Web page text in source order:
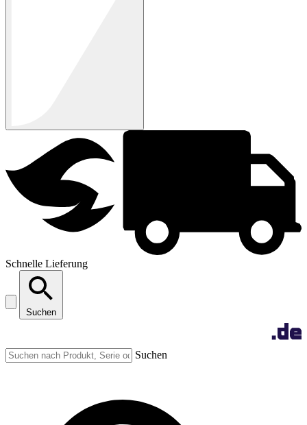
Schnelle Lieferung
Suchen
Suchen